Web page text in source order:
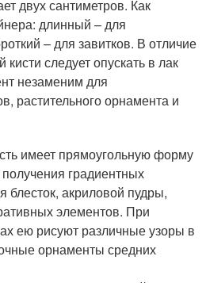
двух сантиметров. Как
длинный – для
– для завитков. В отличие
кисти следует опускать в лак
незаменим для
растительного орнамента и
имеет прямоугольную форму
градиентных
блесток, акриловой пудры,
элементов. При
ею рисуют различные узоры в
орнаменты средних